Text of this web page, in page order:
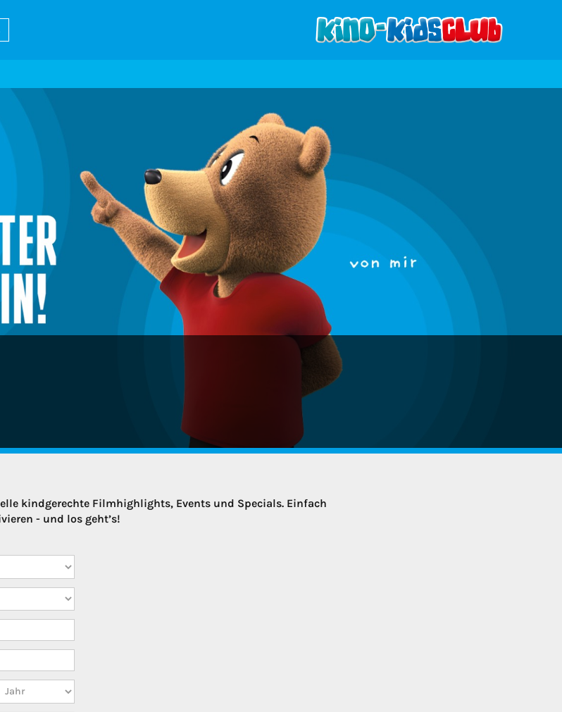
kindgerechte Filmhighlights, Events und Specials. Einfach
- und los geht’s!